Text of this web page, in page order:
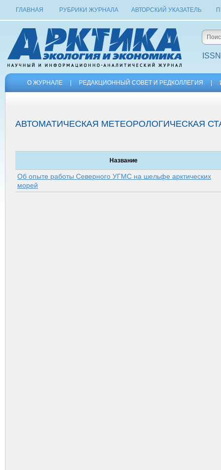
ГЛАВНАЯ РУБРИКИ ЖУРНАЛА АВТОРСКИЙ УКАЗАТЕЛЬ
О ЖУРНАЛЕ РЕДАКЦИОННЫЙ СОВЕТ И РЕДКОЛЛЕГИЯ
АВТОМАТИЧЕСКАЯ МЕТЕОРОЛОГИЧЕСКАЯ
Название
Об опыте работы Северного УГМС на шельфе арктических
морей